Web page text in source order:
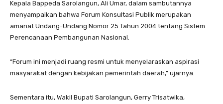
Kepala Bappeda Sarolangun, Ali Umar, dalam sambutannya
menyampaikan bahwa Forum Konsultasi Publik merupakan
amanat Undang-Undang Nomor 25 Tahun 2004 tentang Sistem
Perencanaan Pembangunan Nasional.
“Forum ini menjadi ruang resmi untuk menyelaraskan aspirasi
masyarakat dengan kebijakan pemerintah daerah,” ujarnya.
Sementara itu, Wakil Bupati Sarolangun, Gerry Trisatwika,